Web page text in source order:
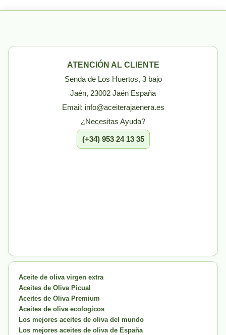
ATENCIÓN AL CLIENTE
Senda de Los Huertos, 3 bajo
Jaén, 23002 Jaén España
Email: info@aceiterajaenera.es
¿Necesitas Ayuda?
(+34) 953 24 13 35
Aceite de oliva virgen extra
Aceites de Oliva Picual
Aceites de Oliva Premium
Aceites de oliva ecologicos
Los mejores aceites de oliva del mundo
Los mejores aceites de oliva de España